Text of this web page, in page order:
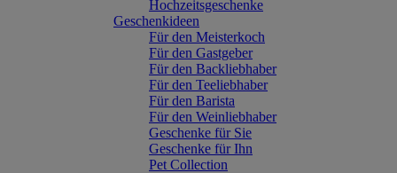
Hochzeitsgeschenke
Geschenkideen
Für den Meisterkoch
Für den Gastgeber
Für den Backliebhaber
Für den Teeliebhaber
Für den Barista
Für den Weinliebhaber
Geschenke für Sie
Geschenke für Ihn
Pet Collection